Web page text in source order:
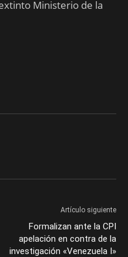
Ministerio de la
Artículo siguiente
Formalizan ante la CPI
apelación en contra de la
investigación «Venezuela I»